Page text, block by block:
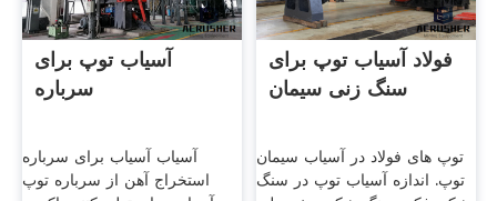
آسیاب توپ برای
سرباره
آسیاب آسیاب برای سرباره
استخراج آهن از سرباره توپ
فولاد آسیاب توپ برای
سنگ زنی سیمان
توپ های فولاد در آسیاب سیمان
توپ. اندازه آسیاب توپ در سنگ